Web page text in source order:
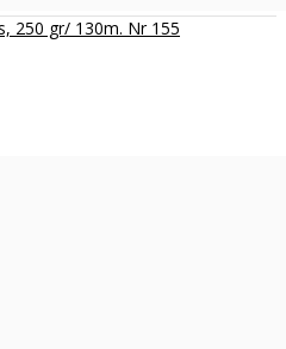
250 gr/ 130m. Nr 155